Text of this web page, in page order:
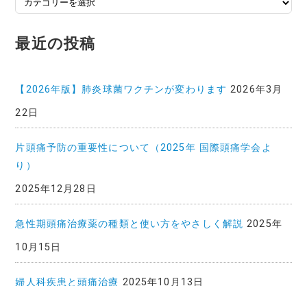
稿
記
事
覧
最近の投稿
【2026年版】肺炎球菌ワクチンが変わります 2026年3月
22日
片頭痛予防の重要性について（2025年 国際頭痛学会よ
り）
2025年12月28日
急性期頭痛治療薬の種類と使い方をやさしく解説 2025年
10月15日
婦人科疾患と頭痛治療 2025年10月13日